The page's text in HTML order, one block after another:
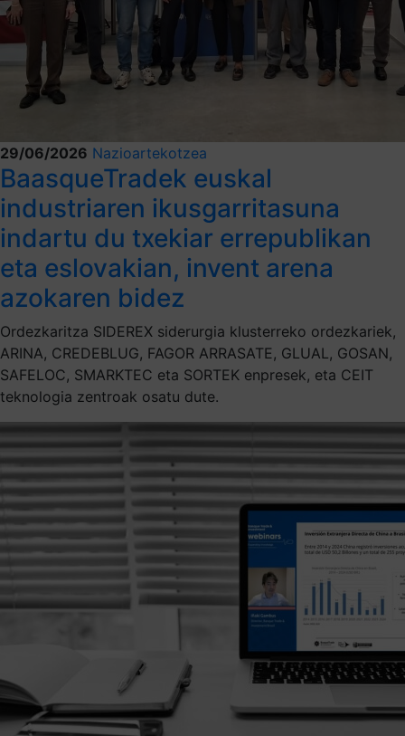
29/06/2026 Nazioartekotzea
BaasqueTradek euskal
industriaren ikusgarritasuna
indartu du txekiar errepublikan
eta eslovakian, invent arena
azokaren bidez
Ordezkaritza SIDEREX siderurgia klusterreko ordezkariek,
ARINA, CREDEBLUG, FAGOR ARRASATE, GLUAL, GOSAN,
SAFELOC, SMARKTEC eta SORTEK enpresek, eta CEIT
teknologia zentroak osatu dute.